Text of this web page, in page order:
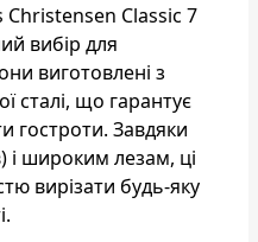
Christensen Classic 7
вибір для
виготовлені з
сталі, що гарантує
гостроти. Завдяки
і широким лезам, ці
вирізати будь-яку